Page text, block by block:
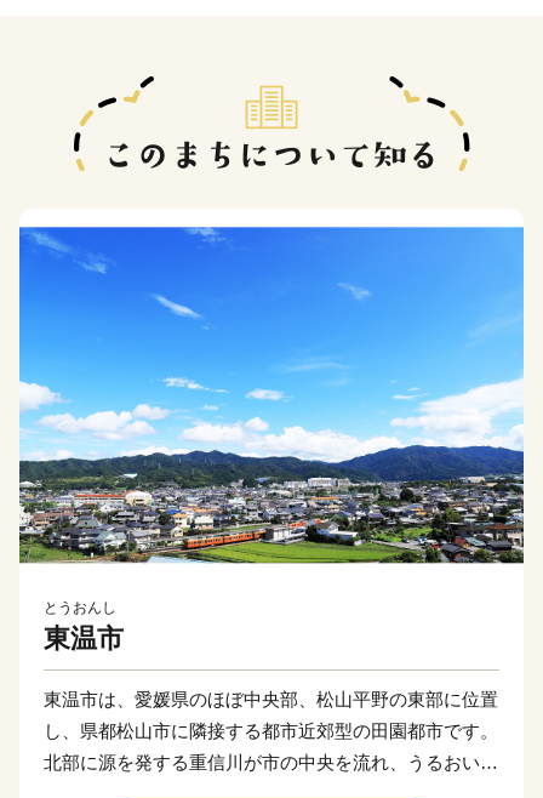
とうおんし
東温市
東温市は、愛媛県のほぼ中央部、松山平野の東部に位置
し、県都松山市に隣接する都市近郊型の田園都市です。
北部に源を発する重信川が市の中央を流れ、うるおいあ